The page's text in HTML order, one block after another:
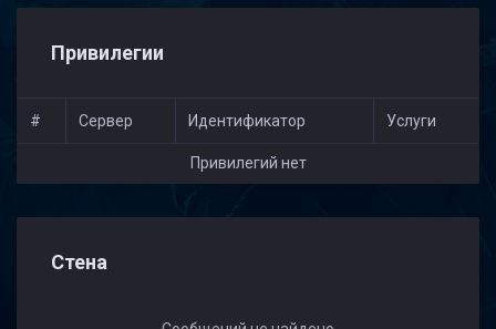
Привилегии
# Сервер Идентификатор Услуги
Привилегий нет
Стена